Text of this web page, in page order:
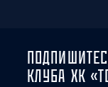
КЛУБА ХК